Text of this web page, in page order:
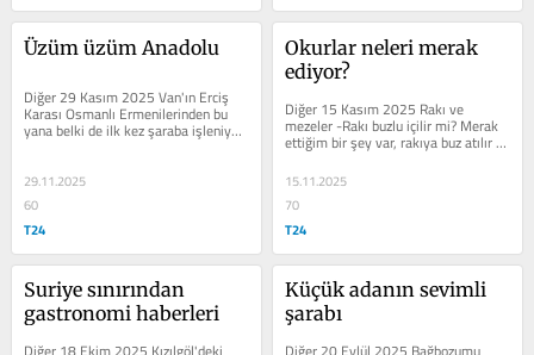
Üzüm üzüm Anadolu
Diğer 29 Kasım 2025 Van'ın Erciş
Karası Osmanlı Ermenilerinden bu
yana belki de ilk kez şaraba işleniyor.
Fotoğraf:Şahin İşler Yıl 2008,...
29.11.2025
60
T24
Okurlar neleri merak
ediyor?
Diğer 15 Kasım 2025 Rakı ve
mezeler -Rakı buzlu içilir mi? Merak
ettiğim bir şey var, rakıya buz atılır
mı, atılmaz mı? Ozan Ç....
15.11.2025
70
T24
Suriye sınırından
gastronomi haberleri
Küçük adanın sevimli
şarabı